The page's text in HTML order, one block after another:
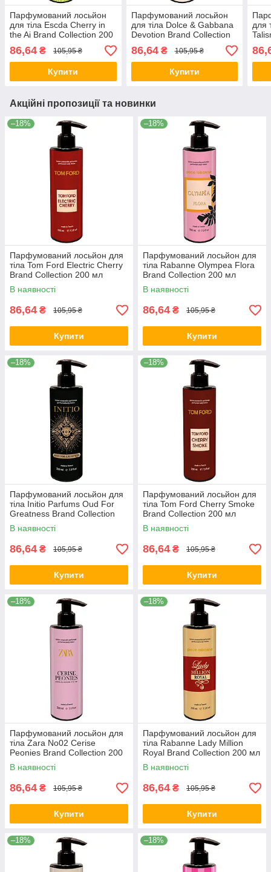
Парфумований лосьйон
для тіла Escda Cherry in
the Ai Brand Collection 200
мл
86,64 ₴ 105,95 ₴
Купити
Парфумований лосьйон
для тіла Dolce & Gabbana
Devotion Brand Collection
200 мл
86,64₴ 105,95 ₴
Купити
для
200
Акційні пропозиції та новинки
–18%
Парфумований лосьйон для
тіла Tom Ford Electric Cherry
Brand Collection 200 мл
В наявності
86,64 ₴ 105,95 ₴
Купити
–18%
Парфумований лосьйон для
тіла Rabanne Olympea Flora
Brand Collection 200 мл
В наявності
86,64 ₴ 105,95 ₴
Купити
–18%
Парфумований лосьйон для
тіла Initio Parfums Oud For
Greatness Brand Collection
200 мл
В наявності
86,64 ₴ 105,95 ₴
Купити
–18%
Парфумований лосьйон для
тіла Tom Ford Cherry Smoke
Brand Collection 200 мл
В наявності
86,64 ₴ 105,95 ₴
Купити
–18%
Парфумований лосьйон для
тіла Zara No02 Cerise
Peonies Brand Collection 200
мл
В наявності
86,64 ₴ 105,95 ₴
Купити
–18%
Парфумований лосьйон для
тіла Rabanne Lady Million
Royal Brand Collection 200 мл
В наявності
86,64 ₴ 105,95 ₴
Купити
–18% –18%